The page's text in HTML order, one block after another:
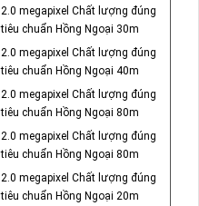
2.0 megapixel Chất lượng đúng
tiêu chuẩn Hồng Ngoại 30m
2.0 megapixel Chất lượng đúng
tiêu chuẩn Hồng Ngoại 40m
2.0 megapixel Chất lượng đúng
tiêu chuẩn Hồng Ngoại 80m
2.0 megapixel Chất lượng đúng
tiêu chuẩn Hồng Ngoại 80m
2.0 megapixel Chất lượng đúng
tiêu chuẩn Hồng Ngoại 20m